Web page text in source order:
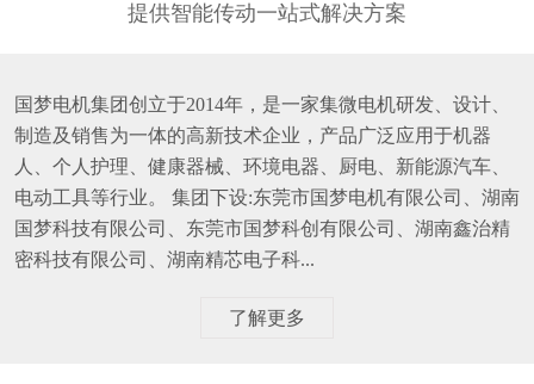
提供智能传动一站式解决方案
国梦电机集团创立于2014年，是一家集微电机研发、设计、
制造及销售为一体的高新技术企业，产品广泛应用于机器
人、个人护理、健康器械、环境电器、厨电、新能源汽车、
电动工具等行业。 集团下设:东莞市国梦电机有限公司、湖南
国梦科技有限公司、东莞市国梦科创有限公司、湖南鑫治精
密科技有限公司、湖南精芯电子科...
了解更多